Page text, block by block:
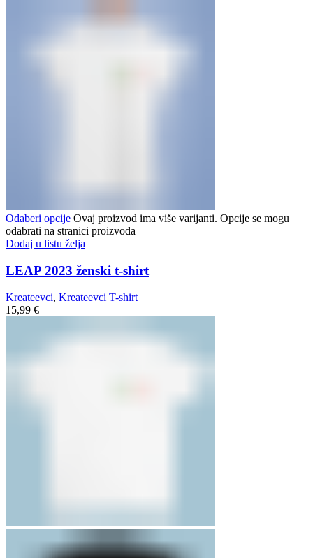
Odaberi opcije Ovaj proizvod ima više varijanti. Opcije se mogu
odabrati na stranici proizvoda
Dodaj u listu želja
LEAP 2023 ženski t-shirt
Kreateevci, Kreateevci T-shirt
15,99 €